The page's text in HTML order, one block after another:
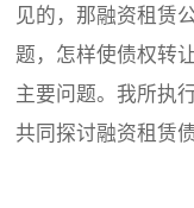
见的，那融资租赁
题，怎样使债权转
主要问题。我所执
共同探讨融资租赁